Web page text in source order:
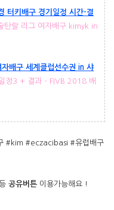
터키배구 경기일정 시간-결
탄랄 리그 여자배구 kimyk in
배구 세계클럽선수권 in 샤
정3 + 결과 - FIVB 2018 배
#kim #eczacibasi #유럽배구
공유버튼 이용가능해요 !